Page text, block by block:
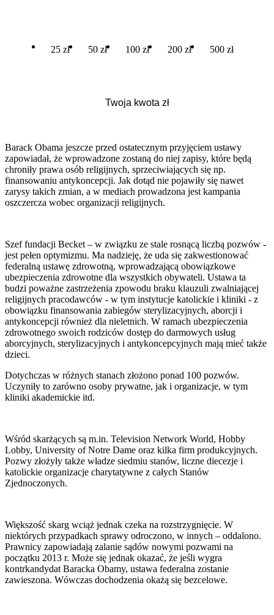
25 zł 50 zł 100 zł 200 zł 500 zł
Barack Obama jeszcze przed ostatecznym przyjęciem ustawy
zapowiadał, że wprowadzone zostaną do niej zapisy, które będą
chroniły prawa osób religijnych, sprzeciwiających się np.
finansowaniu antykoncepcji. Jak dotąd nie pojawiły się nawet
zarysy takich zmian, a w mediach prowadzona jest kampania
oszczercza wobec organizacji religijnych.
Szef fundacji Becket – w związku ze stale rosnącą liczbą pozwów -
jest pełen optymizmu. Ma nadzieję, że uda się zakwestionować
federalną ustawę zdrowotną, wprowadzającą obowiązkowe
ubezpieczenia zdrowotne dla wszystkich obywateli. Ustawa ta
budzi poważne zastrzeżenia zpowodu braku klauzuli zwalniającej
religijnych pracodawców - w tym instytucje katolickie i kliniki - z
obowiązku finansowania zabiegów sterylizacyjnych, aborcji i
antykoncepcji również dla nieletnich. W ramach ubezpieczenia
zdrowotnego swoich rodziców dostęp do darmowych usług
aborcyjnych, sterylizacyjnych i antykoncepcyjnych mają mieć także
dzieci.
Dotychczas w różnych stanach złożono ponad 100 pozwów.
Uczyniły to zarówno osoby prywatne, jak i organizacje, w tym
kliniki akademickie itd.
Wśród skarżących są m.in. Television Network World, Hobby
Lobby, University of Notre Dame oraz kilka firm produkcyjnych.
Pozwy złożyły także władze siedmiu stanów, liczne diecezje i
katolickie organizacje charytatywne z całych Stanów
Zjednoczonych.
Większość skarg wciąż jednak czeka na rozstrzygnięcie. W
niektórych przypadkach sprawy odroczono, w innych – oddalono.
Prawnicy zapowiadają zalanie sądów nowymi pozwami na
początku 2013 r. Może się jednak okazać, że jeśli wygra
kontrkandydat Baracka Obamy, ustawa federalna zostanie
zawieszona. Wówczas dochodzenia okażą się bezcelowe.